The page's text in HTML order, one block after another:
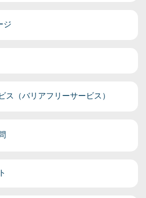
ジ
ス（バリアフリーサービス）